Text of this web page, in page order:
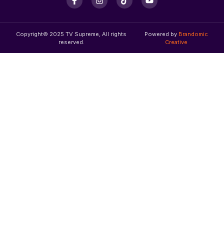
Copyright© 2025 TV Supreme, All rights
reserved.
Powered by Brandomic
Creative